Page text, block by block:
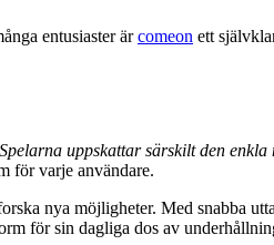
entusiaster ärcomeon ett
Spelarna uppskattar särskilt den enkla
för varje användare.
nya möjligheter. Med snabba
för sin dagliga dos av